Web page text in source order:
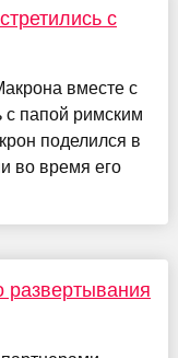
с
вместе с
с папой римским
поделился в
во время его
развертывания